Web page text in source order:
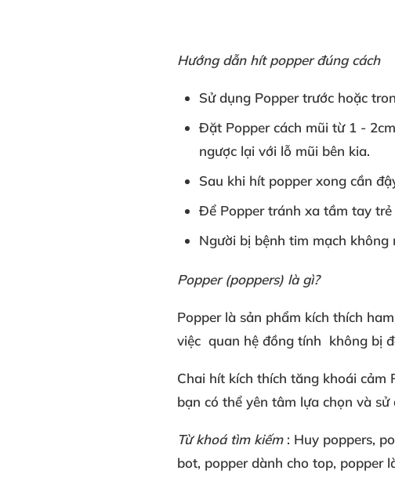
Hướng dẫn hít popper đúng cách
Sử dụng Poppertrước hoặc
Đặt Poppercách mũi từ1 - 2cm
ngược lại với lỗ mũi bên kia.
Sau khi hít popper xongcần
Để Poppertránh xa tầm tay trẻ
Người bị bệnh tim mạch không
Popper (poppers) là gì?
Popper là sản phẩm kích thích
việc quan hệ đồng tính không bị
Chai hít kích thích tăng khoái cảm
bạn có thểyên tâm lựa chọn và sử
Từ khoá tìm kiếm : Huy poppers,
bot, popper dành cho top, popper